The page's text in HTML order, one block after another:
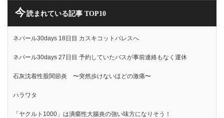
今読まれている記事 TOP10
ネパール30days 18日目 カスキコットパレスへ
ネパール30days 27日目 予約していたバスが事前連絡もなく運休
石灰沈着性股関節炎 〜突然歩けないほどの激痛〜
ハラワタ
「ヤクルト1000」は潰瘍性大腸炎の強い味方になりそう！